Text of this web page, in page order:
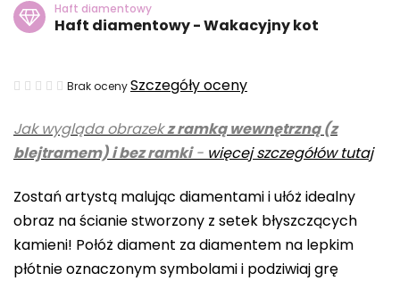
Jak wygląda obrazekz ramką wewnętrzną (z
blejtramem) i bez ramki- więcej szczegółów tutaj
Zostań artystą malując diamentami i ułóż idealny
obraz na ścianie stworzony z setek błyszczących
kamieni! Połóż diament za diamentem na lepkim
płótnie oznaczonym symbolami i podziwiaj grę
Haft diamentowy
Haft diamentowy - Wakacyjny kot
Średnia
produktu
wynosi
na
5
gwiazdek.
Brak ocenySzczegóły oceny